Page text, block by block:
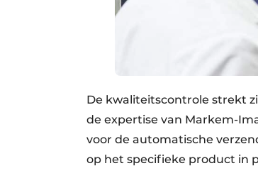
De kwaliteitscontrole strekt
de expertise van Markem-
voor de automatische
op het specifieke product in